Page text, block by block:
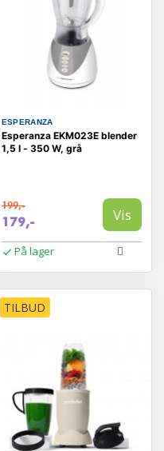
ESPERANZA
Esperanza EKM023E blender
1,5 l - 350 W, grå
199,-
179,- Vis
På lager
TILBUD